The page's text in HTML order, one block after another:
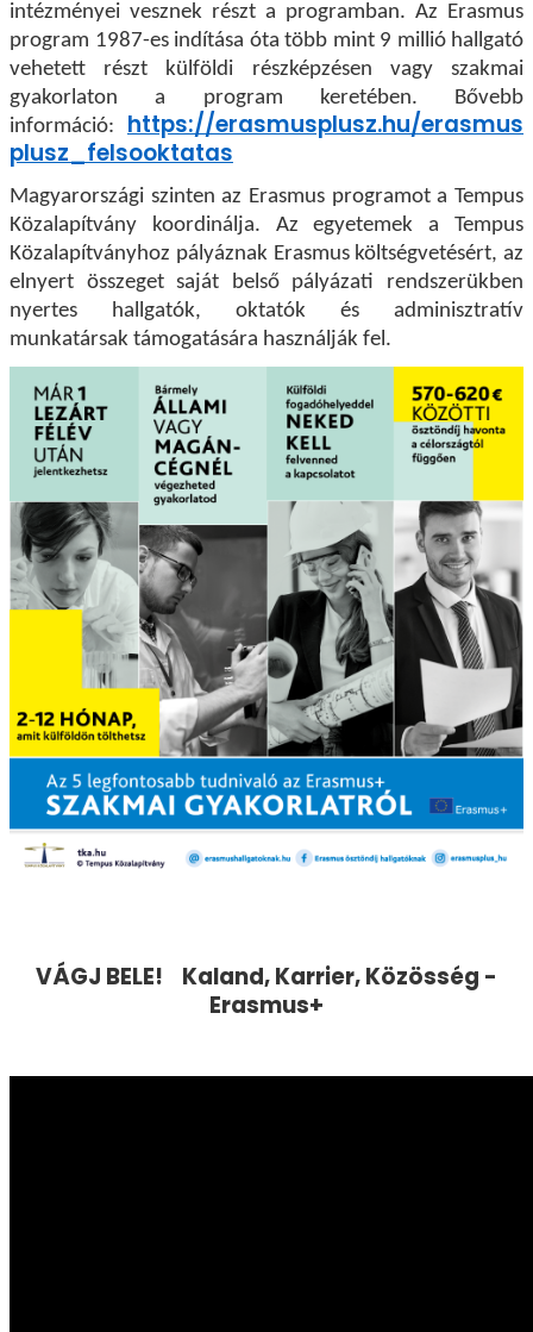
intézményei vesznek részt a programban. Az Erasmus
program 1987-es indítása óta több mint 9 millió hallgató
vehetett részt külföldi részképzésen vagy szakmai
gyakorlaton a program keretében. Bővebb
információ: https://erasmusplusz.hu/erasmus
plusz_felsooktatas
Magyarországi szinten az Erasmus programot a Tempus
Közalapítvány koordinálja. Az egyetemek a Tempus
Közalapítványhoz pályáznak Erasmus költségvetésért, az
elnyert összeget saját belső pályázati rendszerükben
nyertes hallgatók, oktatók és adminisztratív
munkatársak támogatására használják fel.
VÁGJ BELE! Kaland, Karrier, Közösség -
Erasmus+